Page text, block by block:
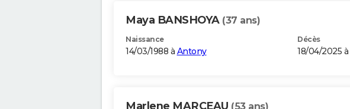
Maya BANSHOYA (37 ans)
Naissance
14/03/1988 à Antony
Décès
18/04/2025 à
Marlene MARCEAU (53 ans)